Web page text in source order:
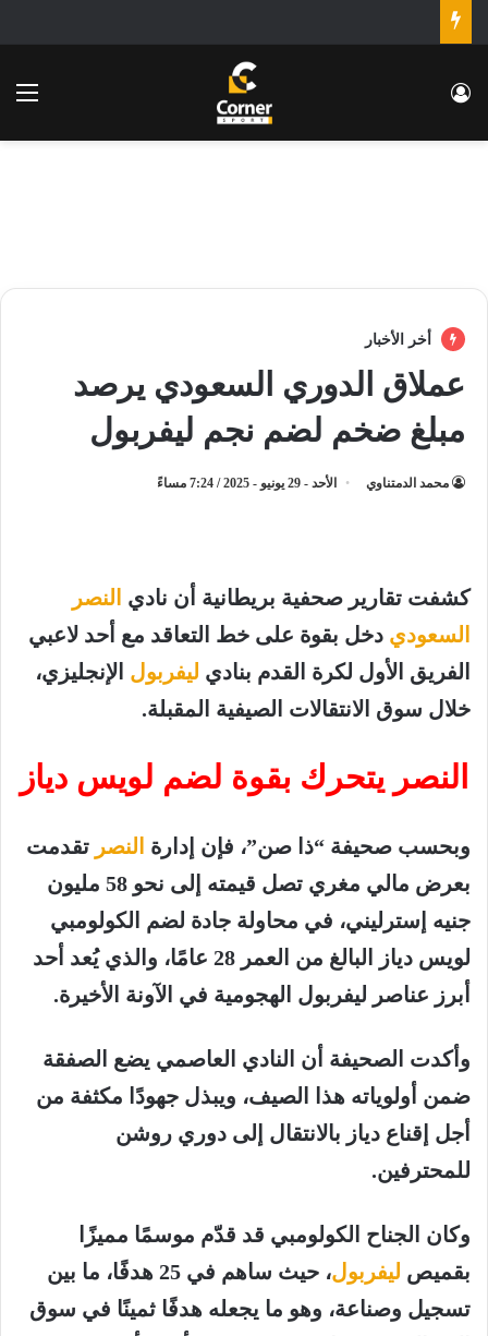
تسجيل الدخول
أخر الأخبار
عملاق الدوري السعودي يرصد
مبلغ ضخم لضم نجم ليفربول
محمد الدمتناوي الأحد - 29 يونيو - 2025 / 7:24 مساءً
كشفت تقارير صحفية بريطانية أن نادي النصر
السعودي دخل بقوة على خط التعاقد مع أحد لاعبي
الفريق الأول لكرة القدم بنادي ليفربول الإنجليزي،
خلال سوق الانتقالات الصيفية المقبلة.
النصر يتحرك بقوة لضم لويس دياز
وبحسب صحيفة “ذا صن”، فإن إدارة النصر تقدمت
بعرض مالي مغري تصل قيمته إلى نحو 58 مليون
جنيه إسترليني، في محاولة جادة لضم الكولومبي
لويس دياز
البالغ من العمر 28 عامًا، والذي يُعد أحد
أبرز عناصر ليفربول الهجومية في الآونة الأخيرة.
وأكدت الصحيفة أن النادي العاصمي يضع الصفقة
ضمن أولوياته هذا الصيف، ويبذل جهودًا مكثفة من
أجل إقناع دياز بالانتقال إلى دوري روشن
للمحترفين.
وكان الجناح الكولومبي قد قدّم موسمًا مميزًا
بقميص ليفربول
، حيث ساهم في 25 هدفًا، ما بين
تسجيل وصناعة، وهو ما يجعله هدفًا ثمينًا في سوق